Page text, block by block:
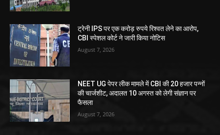
ट्रेनी IPS पर एक करोड़ रुपये रिश्वत लेने का आरोप,
CBI स्पेशल कोर्ट ने जारी किया नोटिस
August 7, 2026
NEET UG पेपर लीक मामले में CBI की 20 हजार पन्नों
की चार्जशीट, अदालत 10 अगस्त को लेगी संज्ञान पर
फैसला
August 7, 2026